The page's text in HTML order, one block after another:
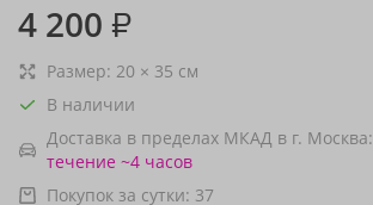
4 200 ₽
Размер: 20 × 35 см
В наличии
Доставка в пределах МКАД в г. Москва:
течение ~4 часов
Покупок за сутки: 37